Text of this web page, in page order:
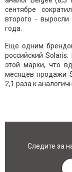
сентябре
второго -
года.
Еще одним
российский
этой марки, что
месяцев продажи
2,1 раза к
Следите за